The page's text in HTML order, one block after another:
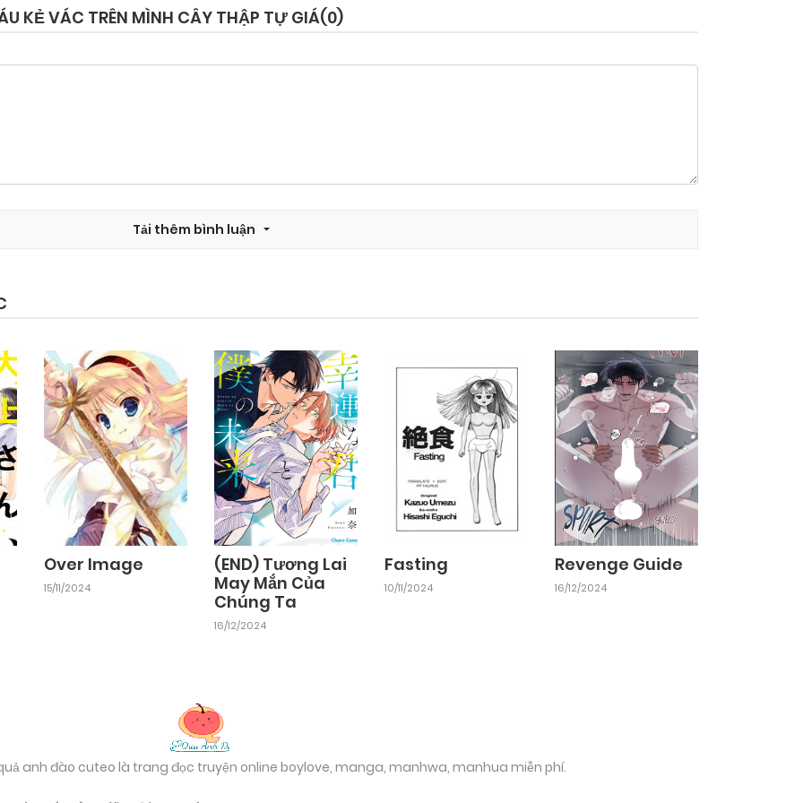
Chapter 10
Chapter 6 17/10/2024
Chapter 4 17/10/2024
Chapter 2 17/10/2024
KẺ VÁC TRÊN MÌNH CÂY THẬP TỰ GIÁ(0)
Tải thêm bình luận
Over Image
15/11/2024
(END) Tương Lai
May Mắn Của
Chúng Ta
16/12/2024
Fasting
10/11/2024
Revenge Guide
16/12/2024
anh đào cuteo là trang đọc truyện online boylove, manga, manhwa, manhua miễn phí.